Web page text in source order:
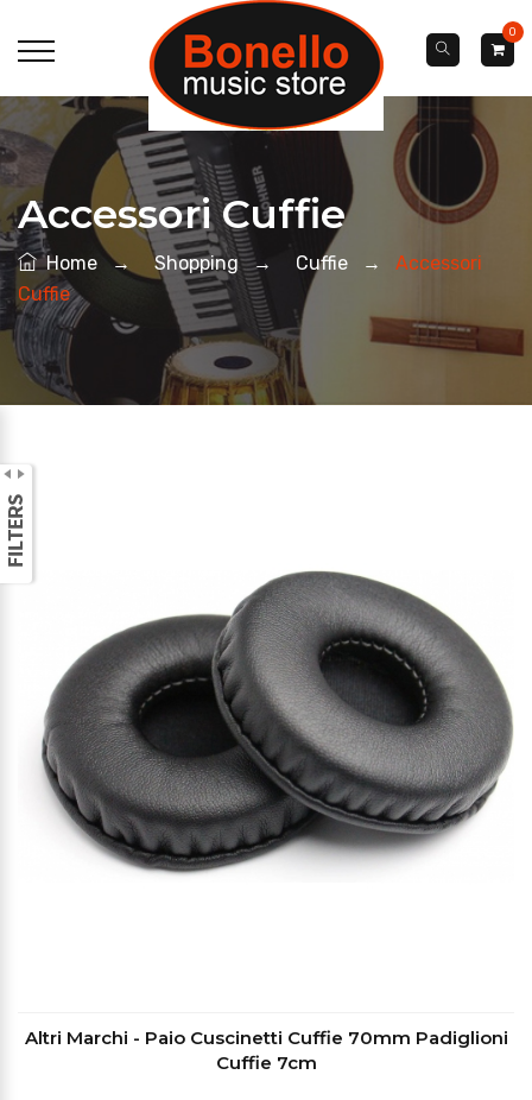
0
Accessori Cuffie
Home → Shopping → Cuffie →
Accessori
Cuffie
Altri Marchi - Paio Cuscinetti Cuffie 70mm Padiglioni
Cuffie 7cm